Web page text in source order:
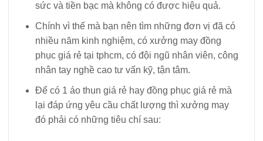
sức và tiền bạc mà không có được hiệu quả.
Chính vì thế mà bạn nên tìm những đơn vị đã có
nhiều năm kinh nghiệm, có xưởng may đồng
phục giá rẻ tại tphcm, có đội ngũ nhân viên, công
nhân tay nghề cao tư vấn kỹ, tận tâm.
Để có 1 áo thun giá rẻ hay đồng phục giá rẻ mà
lại đáp ứng yêu cầu chất lượng thì xưởng may
đó phải có những tiêu chí sau: